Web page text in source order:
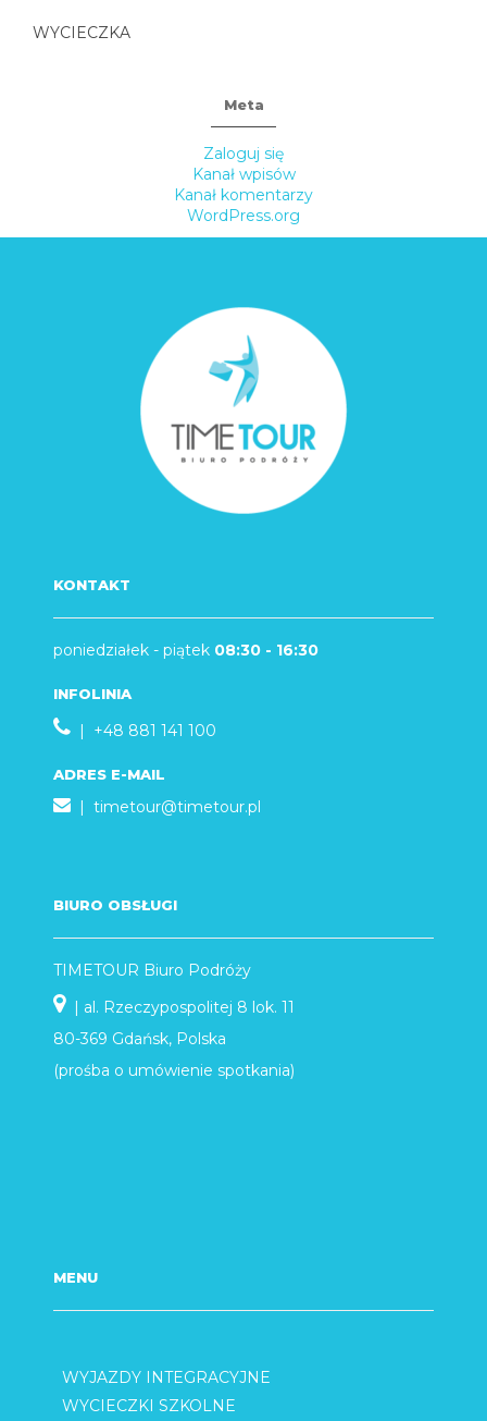
WYCIECZKA
Meta
Zaloguj się
Kanał wpisów
Kanał komentarzy
WordPress.org
KONTAKT
poniedziałek - piątek 08:30 - 16:30
INFOLINIA
| +48 881 141 100
ADRES E-MAIL
| timetour@timetour.pl
BIURO OBSŁUGI
TIMETOUR Biuro Podróży
| al. Rzeczypospolitej 8 lok. 11
80-369 Gdańsk, Polska
(prośba o umówienie spotkania)
MENU
WYJAZDY INTEGRACYJNE
WYCIECZKI SZKOLNE